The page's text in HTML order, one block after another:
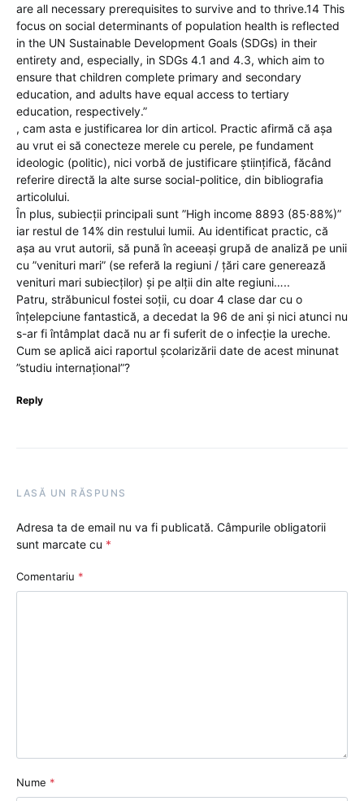
are all necessary prerequisites to survive and to thrive.14 This
focus on social determinants of population health is reflected
in the UN Sustainable Development Goals (SDGs) in their
entirety and, especially, in SDGs 4.1 and 4.3, which aim to
ensure that children complete primary and secondary
education, and adults have equal access to tertiary
education, respectively.”
, cam asta e justificarea lor din articol. Practic afirmă că așa
au vrut ei să conecteze merele cu perele, pe fundament
ideologic (politic), nici vorbă de justificare științifică, făcând
referire directă la alte surse social-politice, din bibliografia
articolului.
În plus, subiecții principali sunt ”High income 8893 (85·88%)”
iar restul de 14% din restului lumii. Au identificat practic, că
așa au vrut autorii, să pună în aceeași grupă de analiză pe unii
cu ”venituri mari” (se referă la regiuni / țări care generează
venituri mari subiecților) și pe alții din alte regiuni…..
Patru, străbunicul fostei soții, cu doar 4 clase dar cu o
înțelepciune fantastică, a decedat la 96 de ani și nici atunci nu
s-ar fi întâmplat dacă nu ar fi suferit de o infecție la ureche.
Cum se aplică aici raportul școlarizării date de acest minunat
”studiu internațional”?
Reply
LASĂ UN RĂSPUNS
Adresa ta de email nu va fi publicată. Câmpurile obligatorii
sunt marcate cu *
Comentariu *
Nume *